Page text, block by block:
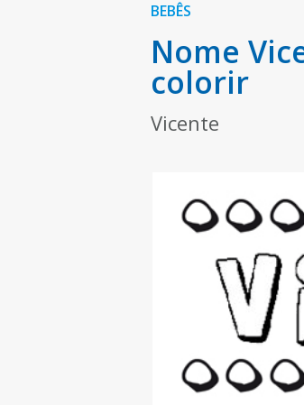
BEBÊS
Nome
colorir
Vicente